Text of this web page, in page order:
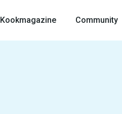
Kookmagazine Community